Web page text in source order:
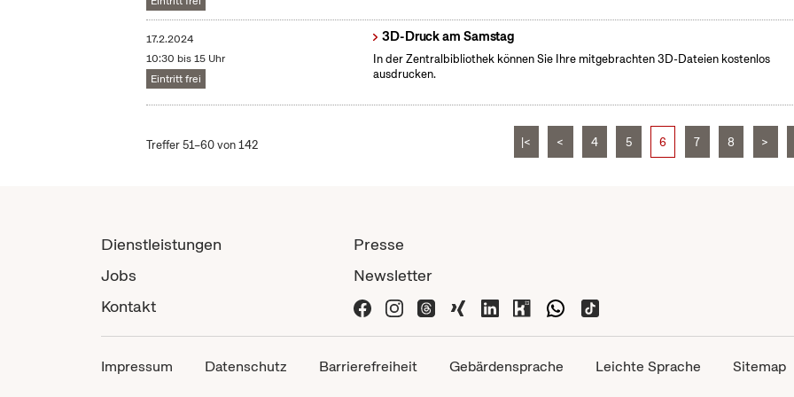
17.2.2024
10:30 bis 15 Uhr
Eintritt frei
3D-Druck am Samstag
In der Zentralbibliothek können Sie Ihre mitgebrachten 3D-Dateien kostenlos
ausdrucken.
Treffer 51–60 von 142 |< < 4 5 6 7 8 >
Dienstleistungen
Jobs
Kontakt
Presse
Newsletter
Impressum Datenschutz Barrierefreiheit Gebärdensprache Leichte Sprache Sitemap